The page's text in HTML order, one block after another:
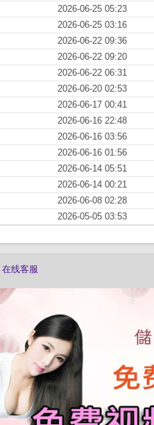
2026-06-25 05:23
2026-06-25 03:16
2026-06-22 09:36
2026-06-22 09:20
2026-06-22 06:31
2026-06-20 02:53
2026-06-17 00:41
2026-06-16 22:48
2026-06-16 03:56
2026-06-16 01:56
2026-06-14 05:51
2026-06-14 00:21
2026-06-08 02:28
2026-05-05 03:53
在线客服